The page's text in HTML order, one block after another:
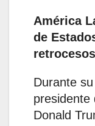
América
de
retrocesos
Durante
presidente
Donald